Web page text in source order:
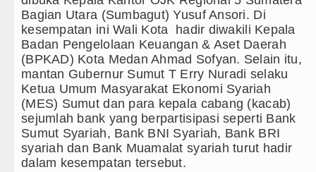
Inter Milan di Laga Persahabatan di Perth
United Main Imbang Laga Persahabatan di
Milan di Laga Persahabatan di GBK Jakarta
Labuhanbatu Gelar Turnamen Catur Antar
Minta Kepala Daerah se-Kepulauan Nias
Harus Dirasakan Masyarakat Lewat
Bagian Utara (Sumbagut) Yusuf Ansori. Di
kesempatan ini Wali Kota hadir diwakili Kepala
Badan Pengelolaan Keuangan & Aset Daerah
(BPKAD) Kota Medan Ahmad Sofyan. Selain itu,
mantan Gubernur Sumut T Erry Nuradi selaku
Ketua Umum Masyarakat Ekonomi Syariah
(MES) Sumut dan para kepala cabang (kacab)
sejumlah bank yang berpartisipasi seperti Bank
Sumut Syariah, Bank BNI Syariah, Bank BRI
syariah dan Bank Muamalat syariah turut hadir
dalam kesempatan tersebut.